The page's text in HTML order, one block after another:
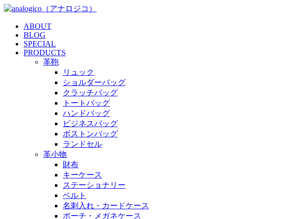
ABOUT
BLOG
SPECIAL
PRODUCTS
革鞄
リュック
ショルダーバッグ
クラッチバッグ
トートバッグ
ハンドバッグ
ビジネスバッグ
ボストンバッグ
ランドセル
革小物
財布
キーケース
ステーショナリー
ベルト
名刺入れ・カードケース
ポーチ・メガネケース